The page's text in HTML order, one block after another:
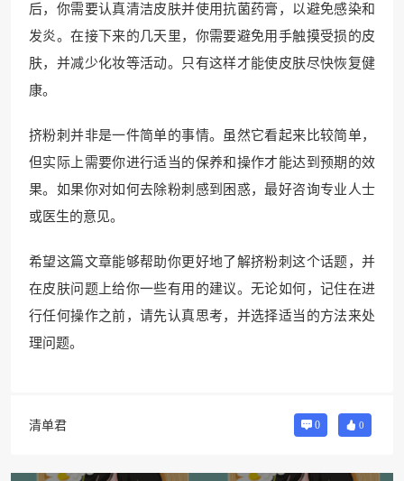
后，你需要认真清洁皮肤并使用抗菌药膏，以避免感染和
发炎。在接下来的几天里，你需要避免用手触摸受损的皮
肤，并减少化妆等活动。只有这样才能使皮肤尽快恢复健
康。
挤粉刺并非是一件简单的事情。虽然它看起来比较简单，
但实际上需要你进行适当的保养和操作才能达到预期的效
果。如果你对如何去除粉刺感到困惑，最好咨询专业人士
或医生的意见。
希望这篇文章能够帮助你更好地了解挤粉刺这个话题，并
在皮肤问题上给你一些有用的建议。无论如何，记住在进
行任何操作之前，请先认真思考，并选择适当的方法来处
理问题。
清单君 0 0